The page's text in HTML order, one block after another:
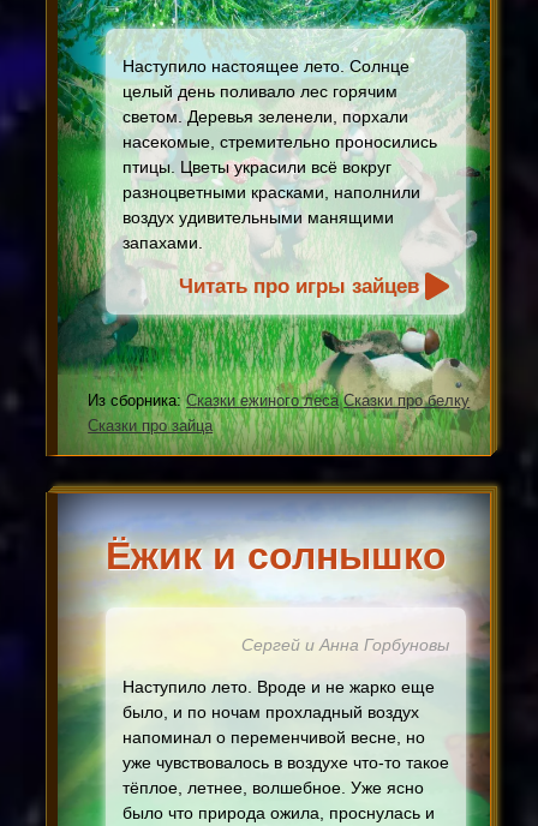
Наступило настоящее лето. Солнце
целый день поливало лес горячим
светом. Деревья зеленели, порхали
насекомые, стремительно проносились
птицы. Цветы украсили всё вокруг
разноцветными красками, наполнили
воздух удивительными манящими
запахами.
Читать про игры зайцев
Из сборника: Сказки ежиного леса Сказки про белку
Сказки про зайца
Ёжик и солнышко
Сергей и Анна Горбуновы
Наступило лето. Вроде и не жарко еще
было, и по ночам прохладный воздух
напоминал о переменчивой весне, но
уже чувствовалось в воздухе что-то такое
тёплое, летнее, волшебное. Уже ясно
было что природа ожила, проснулась и